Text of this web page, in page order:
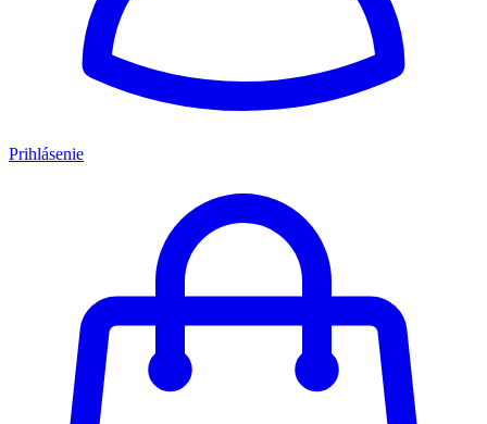
Prihlásenie